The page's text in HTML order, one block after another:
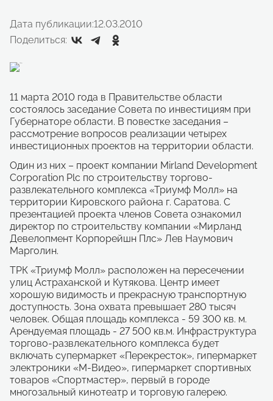
Дата публикации:12.03.2010
Поделиться:
11 марта 2010 года в Правительстве области
состоялось заседание Совета по инвестициям при
Губернаторе области. В повестке заседания –
рассмотрение вопросов реализации четырех
инвестиционных проектов на территории области.
Один из них – проект компании Mirland Development
Corporation Plc по строительству торгово-
развлекательного комплекса «Триумф Молл» на
территории Кировского района г. Саратова. С
презентацией проекта членов Совета ознакомил
директор по строительству компании «Мирланд
Девелопмент Корпорейшн Плс» Лев Наумович
Марголин.
ТРК «Триумф Молл» расположен на пересечении
улиц Астраханской и Кутякова. Центр имеет
хорошую видимость и прекрасную транспортную
доступность. Зона охвата превышает 280 тысяч
человек. Общая площадь комплекса - 59 300 кв. м.
Арендуемая площадь - 27 500 кв.м. Инфраструктура
торгово-развлекательного комплекса будет
включать супермаркет «Перекресток», гипермаркет
электроники «М-Видео», гипермаркет спортивных
товаров «Спортмастер», первый в городе
многозальный кинотеатр и торговую галерею.